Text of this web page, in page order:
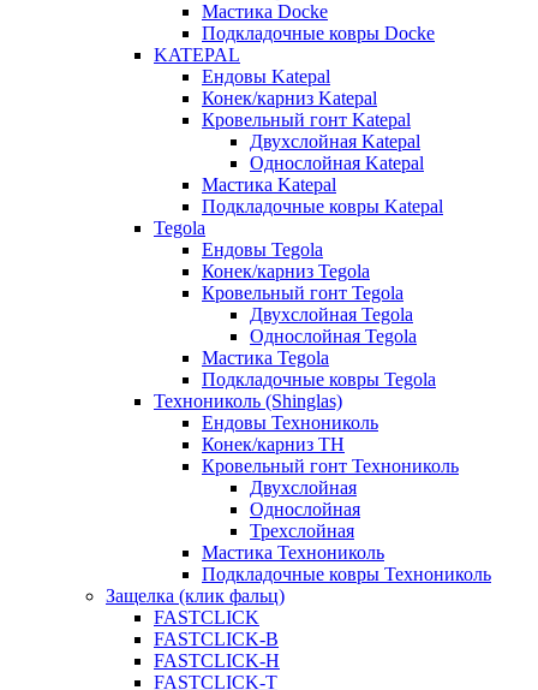
Мастика Docke
Подкладочные ковры Docke
KATEPAL
Ендовы Katepal
Конек/карниз Katepal
Кровельный гонт Katepal
Двухслойная Katepal
Однослойная Katepal
Мастика Katepal
Подкладочные ковры Katepal
Tegola
Ендовы Tegola
Конек/карниз Tegola
Кровельный гонт Tegola
Двухслойная Tegola
Однослойная Tegola
Мастика Tegola
Подкладочные ковры Tegola
Технониколь (Shinglas)
Ендовы Технониколь
Конек/карниз ТН
Кровельный гонт Технониколь
Двухслойная
Однослойная
Трехслойная
Мастика Технониколь
Подкладочные ковры Технониколь
Защелка (клик фальц)
FASTCLICK
FASTCLICK-B
FASTCLICK-H
FASTCLICK-T